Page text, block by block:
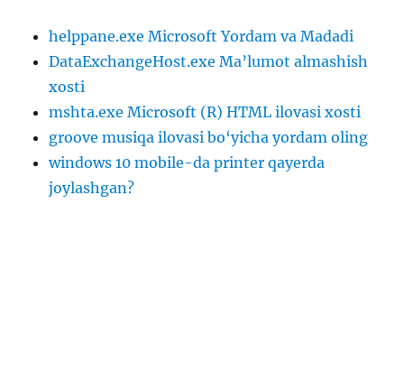
helppane.exe Microsoft Yordam va Madadi
DataExchangeHost.exe Ma’lumot almashish
xosti
mshta.exe Microsoft (R) HTML ilovasi xosti
groove musiqa ilovasi bo‘yicha yordam oling
windows 10 mobile-da printer qayerda
joylashgan?